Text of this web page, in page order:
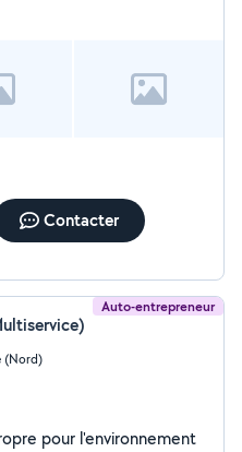
Contacter
Auto-entrepreneur
(Nord)
pour l'environnement